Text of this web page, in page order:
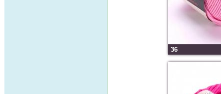
36